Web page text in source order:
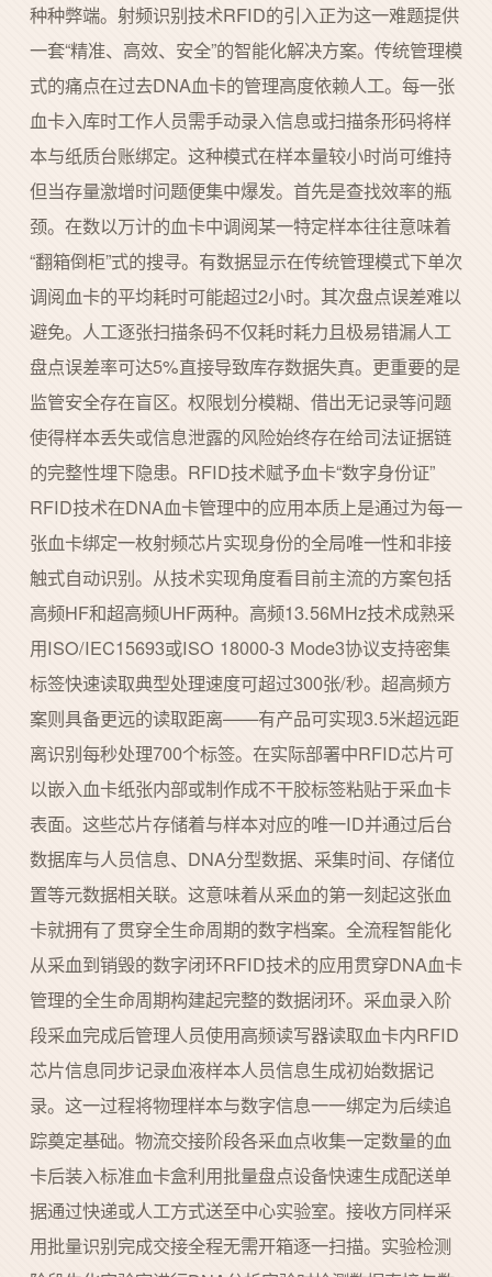
种种弊端。射频识别技术RFID的引入正为这一难题提供
一套“精准、高效、安全”的智能化解决方案。传统管理模
式的痛点在过去DNA血卡的管理高度依赖人工。每一张
血卡入库时工作人员需手动录入信息或扫描条形码将样
本与纸质台账绑定。这种模式在样本量较小时尚可维持
但当存量激增时问题便集中爆发。首先是查找效率的瓶
颈。在数以万计的血卡中调阅某一特定样本往往意味着
“翻箱倒柜”式的搜寻。有数据显示在传统管理模式下单次
调阅血卡的平均耗时可能超过2小时。其次盘点误差难以
避免。人工逐张扫描条码不仅耗时耗力且极易错漏人工
盘点误差率可达5%直接导致库存数据失真。更重要的是
监管安全存在盲区。权限划分模糊、借出无记录等问题
使得样本丢失或信息泄露的风险始终存在给司法证据链
的完整性埋下隐患。RFID技术赋予血卡“数字身份证”
RFID技术在DNA血卡管理中的应用本质上是通过为每一
张血卡绑定一枚射频芯片实现身份的全局唯一性和非接
触式自动识别。从技术实现角度看目前主流的方案包括
高频HF和超高频UHF两种。高频13.56MHz技术成熟采
用ISO/IEC15693或ISO 18000-3 Mode3协议支持密集
标签快速读取典型处理速度可超过300张/秒。超高频方
案则具备更远的读取距离——有产品可实现3.5米超远距
离识别每秒处理700个标签。在实际部署中RFID芯片可
以嵌入血卡纸张内部或制作成不干胶标签粘贴于采血卡
表面。这些芯片存储着与样本对应的唯一ID并通过后台
数据库与人员信息、DNA分型数据、采集时间、存储位
置等元数据相关联。这意味着从采血的第一刻起这张血
卡就拥有了贯穿全生命周期的数字档案。全流程智能化
从采血到销毁的数字闭环RFID技术的应用贯穿DNA血卡
管理的全生命周期构建起完整的数据闭环。采血录入阶
段采血完成后管理人员使用高频读写器读取血卡内RFID
芯片信息同步记录血液样本人员信息生成初始数据记
录。这一过程将物理样本与数字信息一一绑定为后续追
踪奠定基础。物流交接阶段各采血点收集一定数量的血
卡后装入标准血卡盒利用批量盘点设备快速生成配送单
据通过快递或人工方式送至中心实验室。接收方同样采
用批量识别完成交接全程无需开箱逐一扫描。实验检测